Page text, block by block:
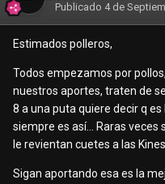
Publicado 4 de
Estimados polleros,
Todos empezamos por
nuestros aportes, traten de
8 a una puta quiere decir q
siempre es así... Raras veces
le revientan cuetes a las
Sigan aportando esa es la